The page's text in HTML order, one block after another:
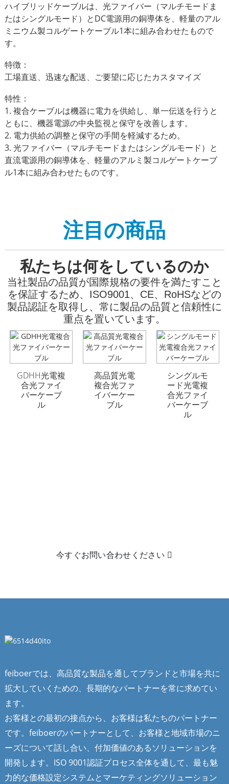
ハイブリッドケーブルは、光ファイバー（マルチモードま
たはシングルモード）とDC電源用の銅導体を、軽量のアル
ミニウム製コルゲートケーブル1本に組み合わせたもので
す。
特徴：
工場直送、迅速な配送、ご要望に応じたカスタマイズ
特性：
1. 複合ケーブルは機器に電力を供給し、単一伝送を行うと
ともに、機器電源の中央監視と保守を改善します。
2. 電力供給の調整と保守の手間を軽減するため。
3. 光ファイバー（マルチモードまたはシングルモード）と
直流電源用の銅導体を、軽量のアルミ製コルゲートケーブ
ル1本に組み合わせたものです。
注目の商品
私たちは何をしているのか
当社製品の品質が国際規格の要件を満たすこと
を保証するため、ISO9001、CE、RoHSなどの
製品認証を取得し、常に製品の品質と信頼性に
重​​点を置いています。
GDHH光電複
合光ファイ
バーケーブ
ル
高品質光電
複合光ファ
イバーケー
ブル
シングルモ
ード光電複
合光ファイ
バーケーブ
ル
GYFTA53 装甲屋外用
光ファイバーケーブル
96芯
GYFTA53 装甲屋外用
光ファイバーケーブル
96芯
今すぐお問い合わせください
feiboerでは、高品質な製品を通してブランドと市場を共に
拡大していくための、長期的なパートナーを常に求めてい
ます。
お客様との最初の接点から、お客様は私たちのパートナー
です。feiboerのパートナーとして、お客様と地域市場のニ
ーズについて話し合い、付加価値のあるソリューションを
開発します。ISO 9001認証プロセス全体を通して、最も魅
力的な価格設定システムとマーケティングソリューション